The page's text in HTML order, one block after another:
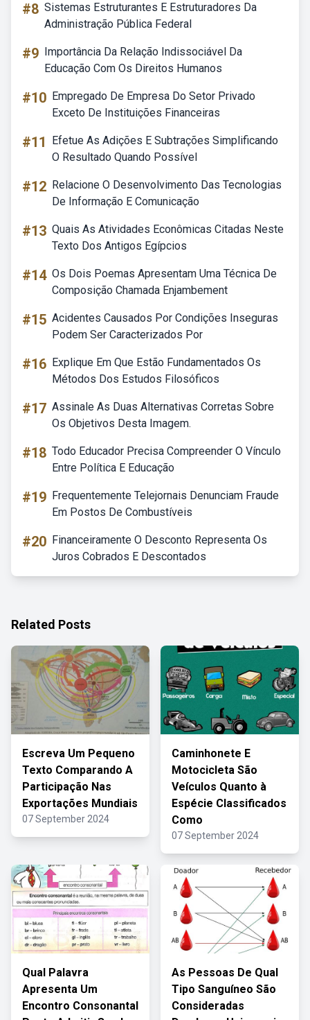
#8 Sistemas Estruturantes E Estruturadores Da
Administração Pública Federal
#9 Importância Da Relação Indissociável Da
Educação Com Os Direitos Humanos
#10 Empregado De Empresa Do Setor Privado
Exceto De Instituições Financeiras
#11
Efetue As Adições E Subtrações Simplificando
O Resultado Quando Possível
#12 Relacione O Desenvolvimento Das Tecnologias
De Informação E Comunicação
#13 Quais As Atividades Econômicas Citadas Neste
Texto Dos Antigos Egípcios
#14 Os Dois Poemas Apresentam Uma Técnica De
Composição Chamada Enjambement
#15 Acidentes Causados Por Condições Inseguras
Podem Ser Caracterizados Por
#16 Explique Em Que Estão Fundamentados Os
Métodos Dos Estudos Filosóficos
#17 Assinale As Duas Alternativas Corretas Sobre
Os Objetivos Desta Imagem.
#18 Todo Educador Precisa Compreender O Vínculo
Entre Política E Educação
#19 Frequentemente Telejornais Denunciam Fraude
Em Postos De Combustíveis
#20 Financeiramente O Desconto Representa Os
Juros Cobrados E Descontados
Related Posts
Escreva Um Pequeno
Texto Comparando A
Participação Nas
Exportações Mundiais
07 September 2024
Caminhonete E
Motocicleta São
Veículos Quanto à
Espécie Classificados
Como
07 September 2024
Qual Palavra
Apresenta Um
Encontro Consonantal
As Pessoas De Qual
Tipo Sanguíneo São
Consideradas